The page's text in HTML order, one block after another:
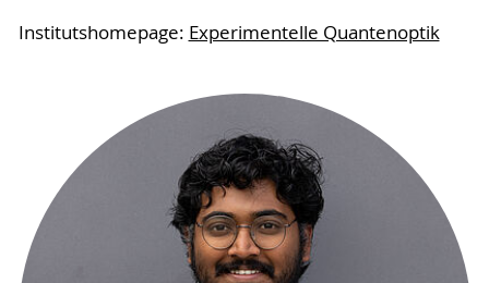
Institutshomepage: Experimentelle Quantenoptik